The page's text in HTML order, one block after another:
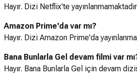
Hayır. Dizi Netflix'te
Amazon Prime'da var mı?
Hayır. Dizi Amazon Prime'da
Bana Bunlarla Gel devam filmi var
Hayır. Bana Bunlarla Gel için devam